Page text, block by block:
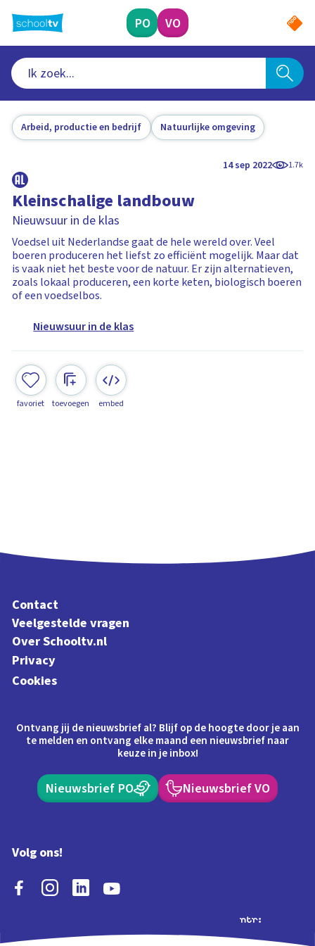
naar
hoofdinhoud
PO VO
Arbeid, productie en bedrijf Natuurlijke omgeving
14 sep 2022 1.7k
Kleinschalige landbouw
Nieuwsuur in de klas
Voedsel uit Nederlandse gaat de hele wereld over. Veel
boeren produceren het liefst zo efficiënt mogelijk. Maar dat
is vaak niet het beste voor de natuur. Er zijn alternatieven,
zoals lokaal produceren, een korte keten, biologisch boeren
of een voedselbos.
Nieuwsuur in de klas
favoriet toevoegen embed
Contact
Veelgestelde vragen
Over Schooltv.nl
Privacy
Cookies
Ontvang jij de nieuwsbrief al? Blijf op de hoogte door je aan
te melden en ontvang elke maand een nieuwsbrief naar
keuze in je inbox!
Nieuwsbrief PO Nieuwsbrief VO
Volg ons!